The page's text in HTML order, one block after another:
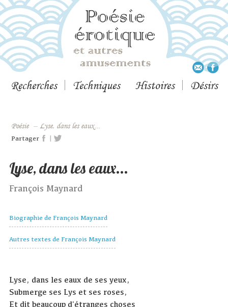
Recherches Techniques Histoires Désirs
Poésie – Lyse, dans les eaux...
Partager |
Lyse, dans les eaux...
François Maynard
Biographie de François Maynard
Autres textes de François Maynard
Lyse, dans les eaux de ses yeux,
Submerge ses Lys et ses roses,
Et dit beaucoup d'étranges choses